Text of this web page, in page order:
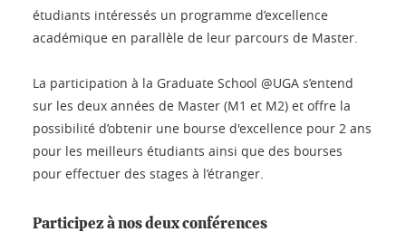
étudiants intéressés un programme d’excellence
académique en parallèle de leur parcours de Master.
La participation à la Graduate School @UGA s’entend
sur les deux années de Master (M1 et M2) et offre la
possibilité d’obtenir une bourse d'excellence pour 2 ans
pour les meilleurs étudiants ainsi que des bourses
pour effectuer des stages à l’étranger.
Participez à nos deux conférences